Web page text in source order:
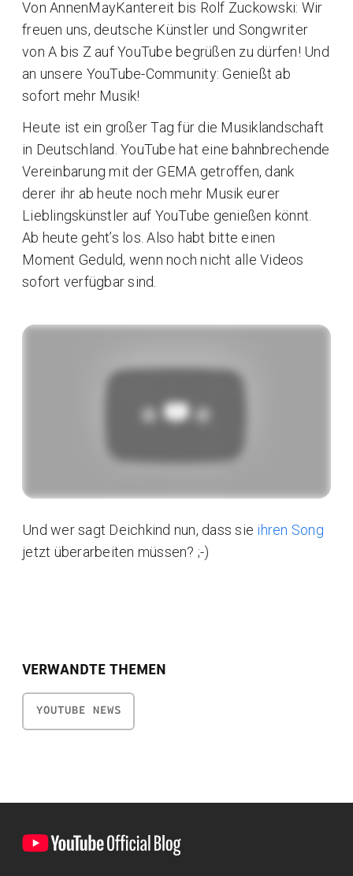
Von AnnenMayKantereit bis Rolf Zuckowski: Wir
freuen uns, deutsche Künstler und Songwriter
von A bis Z auf YouTube begrüßen zu dürfen! Und
an unsere YouTube-Community: Genießt ab
sofort mehr Musik!
Heute ist ein großer Tag für die Musiklandschaft
in Deutschland. YouTube hat eine bahnbrechende
Vereinbarung mit der GEMA getroffen, dank
derer ihr ab heute noch mehr Musik eurer
Lieblingskünstler auf YouTube genießen könnt.
Ab heute geht’s los. Also habt bitte einen
Moment Geduld, wenn noch nicht alle Videos
sofort verfügbar sind.
Und wer sagt Deichkind nun, dass sie ihren Song
jetzt überarbeiten müssen? ;-)
VERWANDTE THEMEN
YOUTUBE NEWS